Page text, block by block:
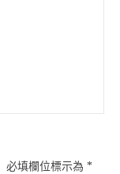
必填欄位標示為 *